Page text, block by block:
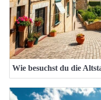
Wie besuchst du die